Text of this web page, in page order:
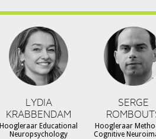
LYDIA
KRABBENDAM
Hoogleraar Educational
Neuropsychology
SERGE
Hoogleraar
Cognitive